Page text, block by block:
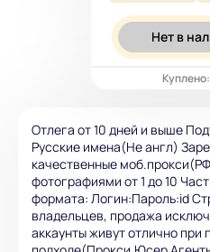
Нет в
Куплено:
Отлега от 10 дней и выше
Русские имена(Не англ)
качественные
фотографиями от 1 до 10
формата: Логин:Пароль:id
владельцев, продажа
аккаунты живут отлично при